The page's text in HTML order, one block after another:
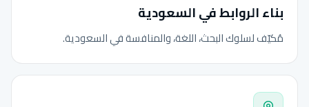
بناء الروابط في السعودية
مُكيّف لسلوك البحث، اللغة، والمنافسة في السعودية.